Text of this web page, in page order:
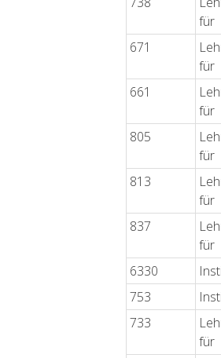
für
671
für
661
für
805
für
813
für
837
für
6330
753
733
für